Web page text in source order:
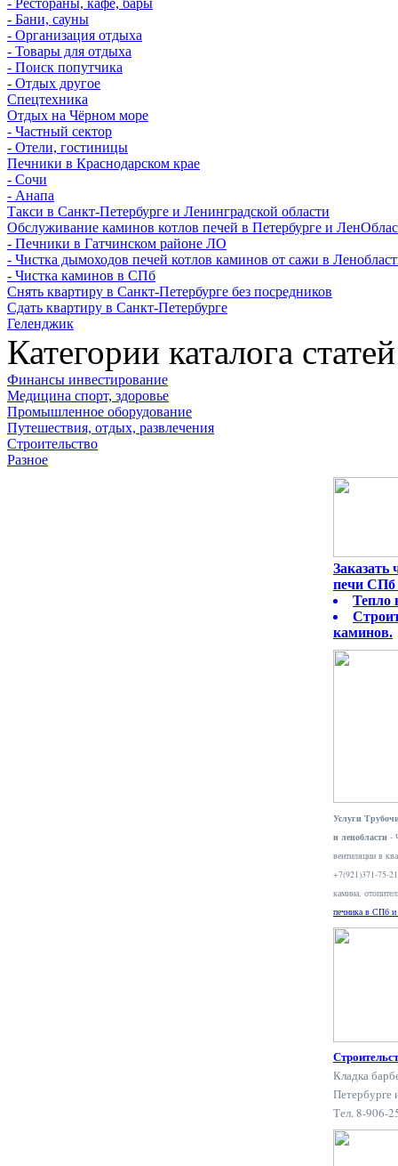
- Бани, сауны
- Организация отдыха
- Товары для отдыха
- Поиск попутчика
- Отдых другое
Спецтехника
Отдых на Чёрном море
- Частный сектор
- Отели, гостиницы
Печники в Краснодарском крае
- Сочи
- Анапа
Такси в Санкт-Петербурге и Ленинградской области
Обслуживание каминов котлов печей в Петербурге и
- Печники в Гатчинском районе ЛО
- Чистка дымоходов печей котлов каминов от сажи в
- Чистка каминов в СПб
Снять квартиру в Санкт-Петербурге без посредников
Сдать квартиру в Санкт-Петербурге
Геленджик
Категории каталога статей
Финансы инвестирование
Медицина спорт, здоровье
Промышленное оборудование
Путешествия, отдых, развлечения
Строительство
Разное
Заказать
печи СПб
Тепло
каминов.
Услуги
и ленобласти -
вентиляции в
+7(921)371-75-
камина,
печника в СПб и
Кладка
Петербурге
Тел. 8-906-